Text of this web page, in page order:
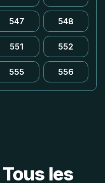
547 548
551 552
555 556
les